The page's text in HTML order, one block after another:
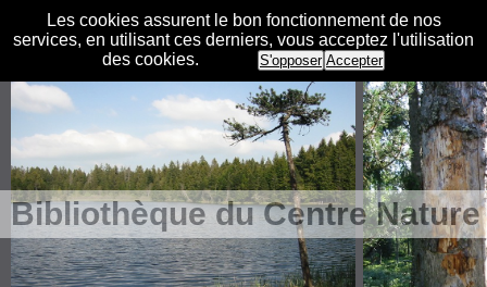
Les cookies assurent le bon fonctionnement de nos
services, en utilisant ces derniers, vous acceptez l'utilisation
des cookies.
S'opposer Accepter
Bibliothèque du Centre